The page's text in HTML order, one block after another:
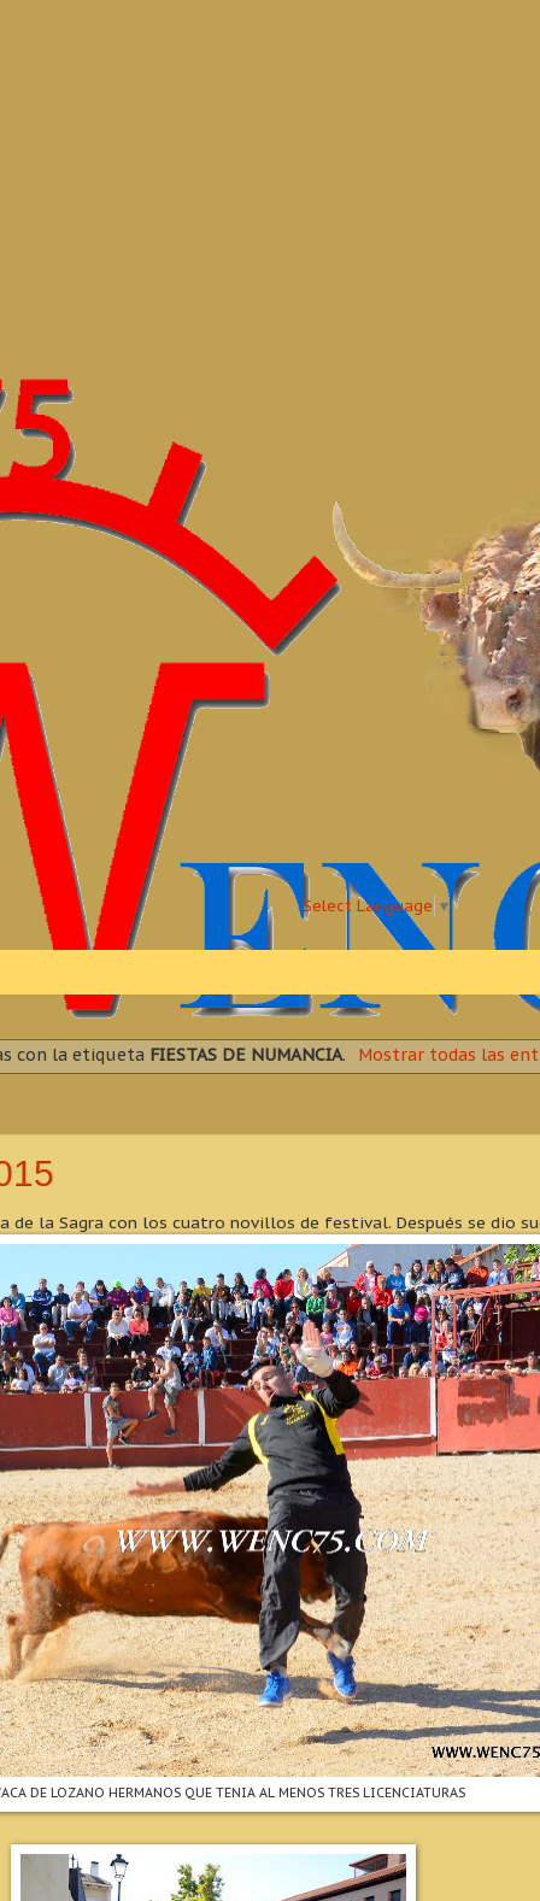
Select Language ▼
con la etiqueta FIESTAS DE NUMANCIA. Mostrar todas las
la Sagra con los cuatro novillos de festival. Después se dio
DE LOZANO HERMANOS QUE TENIA AL MENOS TRES LICENCIATURAS